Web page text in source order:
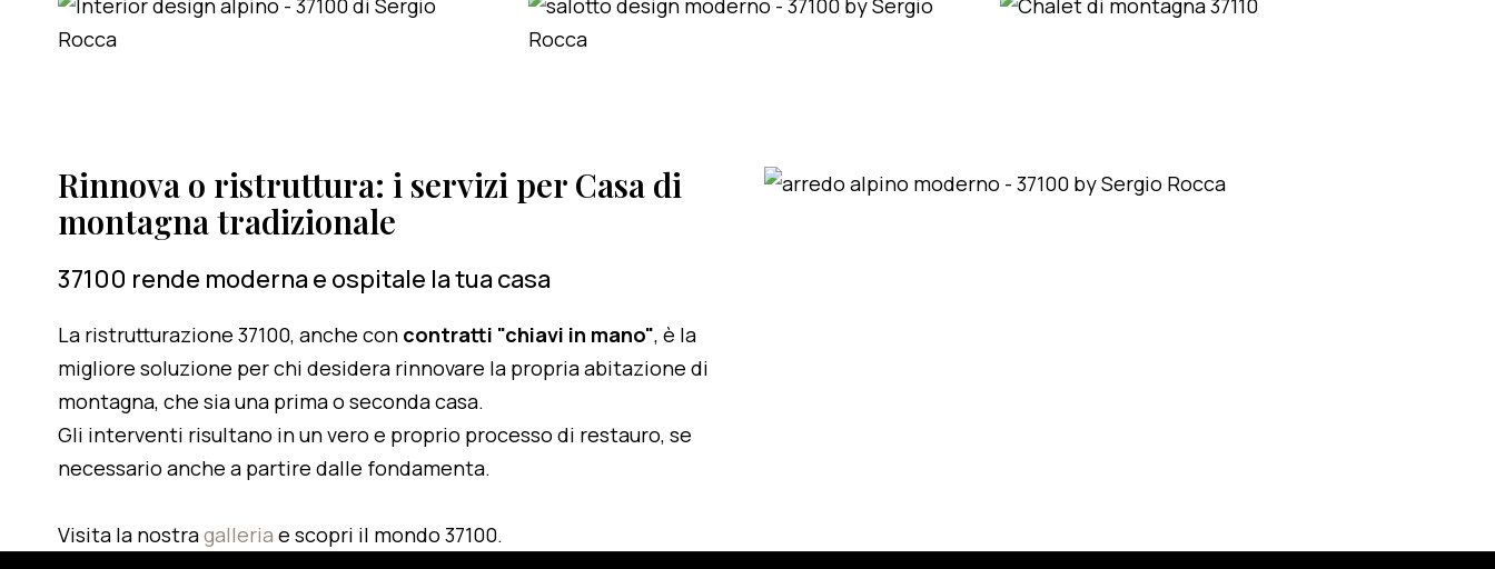
Rinnova o ristruttura: i servizi per Casa di
montagna tradizionale
37100 rende moderna e ospitale la tua casa
La ristrutturazione 37100, anche con contratti "chiavi in mano", è la
migliore soluzione per chi desidera rinnovare la propria abitazione di
montagna, che sia una prima o seconda casa.
Gli interventi risultano in un vero e proprio processo di restauro, se
necessario anche a partire dalle fondamenta.
Visita la nostragalleria e scopri il mondo 37100.